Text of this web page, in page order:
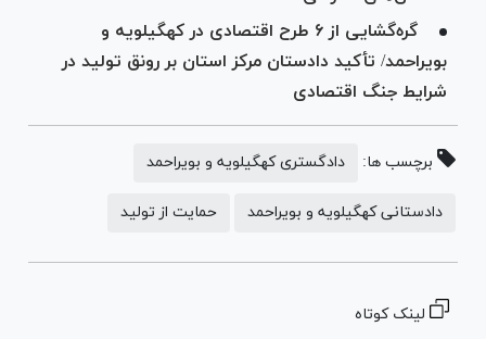
گره‌گشایی از ۶ طرح اقتصادی در کهگیلویه و
بویراحمد/ تأکید دادستان مرکز استان بر رونق تولید در
شرایط جنگ اقتصادی
برچسب ها: دادگستری کهگیلویه و بویراحمد
دادستانی کهگیلویه و بویراحمد حمایت از تولید
لینک کوتاه